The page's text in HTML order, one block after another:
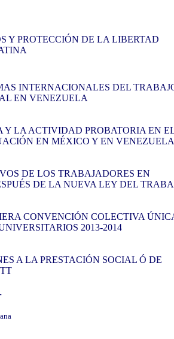
Y PROTECCIÓN DE LA LIBERTAD
INTERNACIONALES DEL
EN VENEZUELA
Y LA ACTIVIDAD PROBATORIA EN
EN MÉXICO Y EN VENEZUELA
DE LOS TRABAJADORES EN
DE LA NUEVA LEY DEL
CONVENCIÓN COLECTIVA
2013-2014
A LA PRESTACIÓN SOCIAL Ó DE